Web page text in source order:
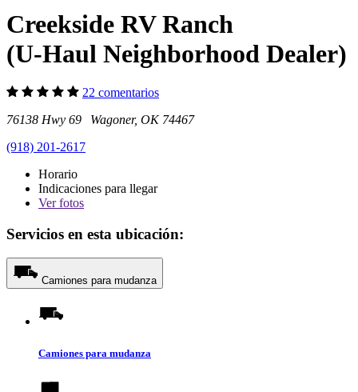
Creekside RV Ranch
(U-Haul Neighborhood Dealer)
22 comentarios
76138 Hwy 69 Wagoner, OK 74467
(918) 201-2617
Horario
Indicaciones para llegar
Verfotos
Servicios en esta ubicación:
Camiones para mudanza
Camiones para mudanza